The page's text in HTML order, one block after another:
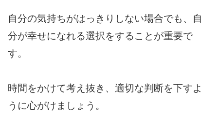
自分の気持ちがはっきりしない場合でも、自
分が幸せになれる選択をすることが重要で
す。
時間をかけて考え抜き、適切な判断を下すよ
うに心がけましょう。